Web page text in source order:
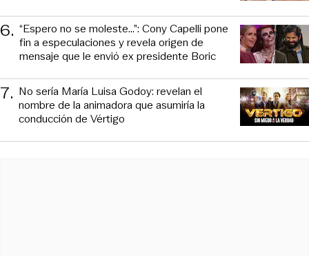
6. “Espero no se moleste...”: Cony Capelli pone
fin a especulaciones y revela origen de
mensaje que le envió ex presidente Boric
7. No sería María Luisa Godoy: revelan el
nombre de la animadora que asumiría la
conducción de Vértigo